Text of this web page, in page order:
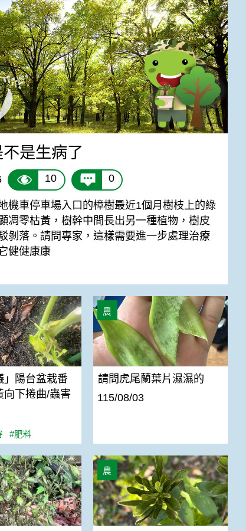
是生病了
10 0
機車停車場入口的樟樹最近1個月樹枝上的綠
凋零枯黃，樹幹中間長出另一種植物，樹皮
剝落。請問專家，這樣需要進一步處理治療
健健康康
陽台盆栽番茄葉片發黃向下捲曲/蟲害
」陽台盆栽番
向下捲曲/蟲害
#肥料
請問虎尾蘭葉片濕濕的
農
請問虎尾蘭葉片濕濕的
115/08/03
曲變黑 杜鵑新葉黃或綠朝上捲曲
農